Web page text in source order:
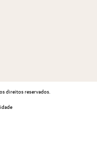
direitos reservados.